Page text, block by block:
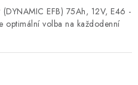
EFB) 75Ah, 12V, E46 -
optimální volba na každodenní